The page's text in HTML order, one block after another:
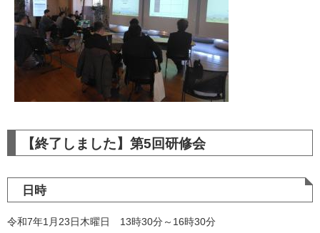
【終了しました】第5回研修会
日時
令和7年1月23日木曜日 13時30分～16時30分